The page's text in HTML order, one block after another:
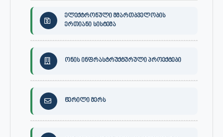
ელექტრონული მმართბველობის
ერთიანი სისტემა
ონის ინფრასტრუქტურული პროექტები
წერილი მერს